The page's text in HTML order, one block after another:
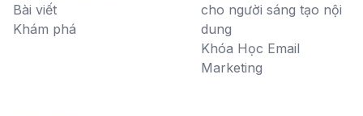
Bài viết
Khám phá
cho người sáng tạo nội
dung
Khóa Học Email
Marketing